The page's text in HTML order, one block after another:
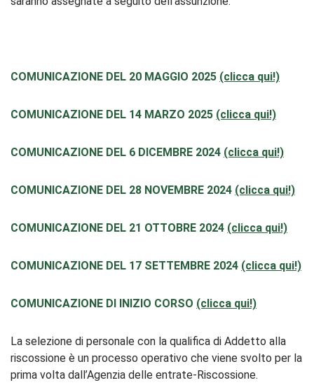
COMUNICAZIONE DEL 20 MAGGIO 2025 (clicca qui!)
COMUNICAZIONE DEL 14 MARZO 2025 (clicca qui!)
COMUNICAZIONE DEL 6 DICEMBRE 2024 (clicca qui!)
COMUNICAZIONE DEL 28 NOVEMBRE 2024 (clicca qui!)
COMUNICAZIONE DEL 21 OTTOBRE 2024 (clicca qui!)
COMUNICAZIONE DEL 17 SETTEMBRE 2024 (clicca qui!)
COMUNICAZIONE DI INIZIO CORSO (clicca qui!)
La selezione di personale con la qualifica di Addetto alla
riscossione è un processo operativo che viene svolto per la
prima volta dall’Agenzia delle entrate-Riscossione.